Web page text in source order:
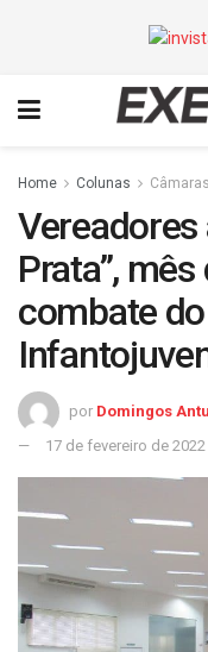
Home Colunas
Vereadores
Prata”,
combate
por Domingos
17 de fevereiro de 2022